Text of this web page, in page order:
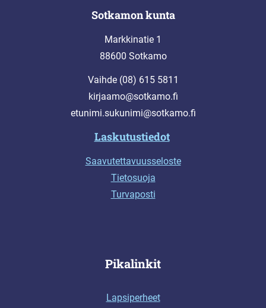
Sotkamon kunta
Markkinatie 1
88600 Sotkamo
Vaihde (08) 615 5811
kirjaamo@sotkamo.fi
etunimi.sukunimi@sotkamo.fi
Laskutustiedot
Saavutettavuusseloste
Tietosuoja
Turvaposti
Pikalinkit
Lapsiperheet